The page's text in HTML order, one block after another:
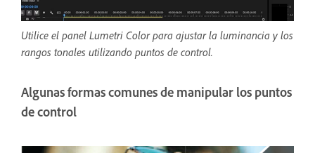
Utilice el panel Lumetri Color para ajustar la luminancia y los
rangos tonales utilizando puntos de control.
Algunas formas comunes de manipular los puntos
de control